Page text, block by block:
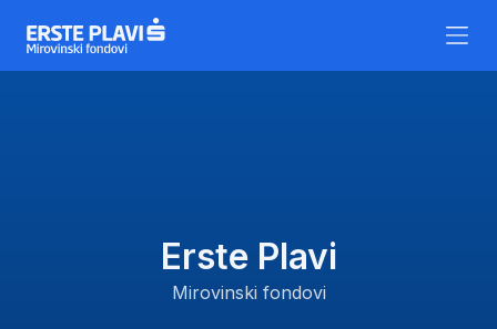
Erste Plavi
Mirovinski fondovi